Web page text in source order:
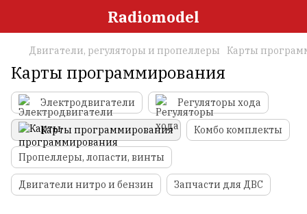
Radiomodel
Двигатели, регуляторы и пропеллеры Карты
Карты программирования
Электродвигатели Регуляторы хода
Карты программирования Комбо комплекты
Пропеллеры, лопасти, винты
Двигатели нитро и бензин Запчасти для ДВС